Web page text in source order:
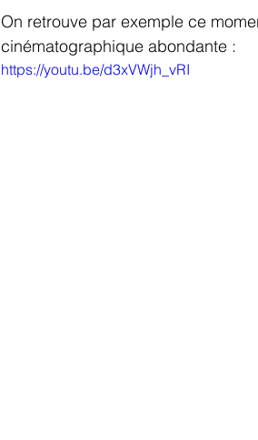
On retrouve par exemple ce
cinématographique abondante :
https://youtu.be/d3xVWjh_vRI